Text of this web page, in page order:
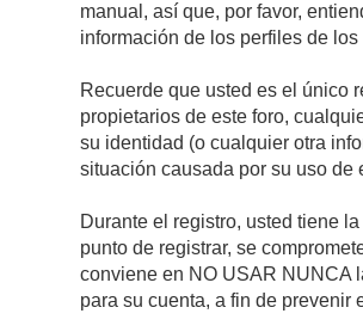
manual, así que, por favor,
información de los perfiles de
Recuerde que usted es el único
propietarios de este foro,
su identidad (o cualquier otra
situación causada por su uso de
Durante el registro, usted tiene
punto de registrar, se
conviene en NO USAR NUNCA
para su cuenta, a fin de prevenir